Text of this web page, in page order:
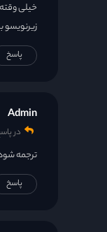
خیلی
زیرنویسو
پاسخ
Admin
در
ترجمه
پاسخ